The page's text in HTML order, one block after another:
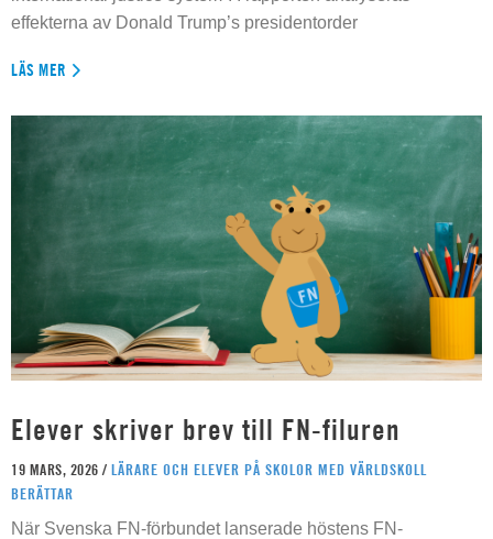
effekterna av Donald Trump’s presidentorder
LÄS MER
Elever skriver brev till FN-filuren
19 MARS, 2026 / LÄRARE OCH ELEVER PÅ SKOLOR MED VÄRLDSKOLL
BERÄTTAR
När Svenska FN-förbundet lanserade höstens FN-